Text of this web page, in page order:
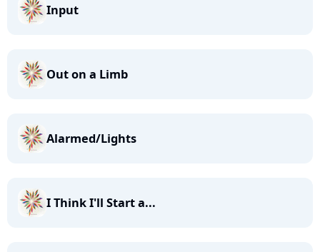
Input
Out on a Limb
Alarmed/Lights
I Think I'll Start a...